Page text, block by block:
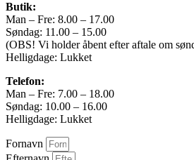
Airbags
Totalvægt
2865 kg
Længde
485 cm
Butik:
Man – Fre: 8.00 – 17.00
Søndag: 11.00 – 15.00
(OBS! Vi holder åbent efter aftale om
Helligdage: Lukket
Telefon:
Man – Fre: 7.00 – 18.00
Søndag: 10.00 – 16.00
Helligdage: Lukket
Fornavn